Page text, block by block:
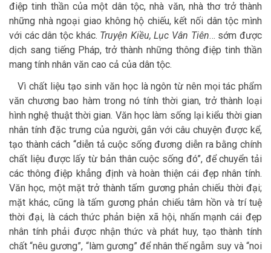
điệp tinh thần của một dân tộc, nhà văn, nhà thơ trở thành
những nhà ngoại giao không hộ chiếu, kết nối dân tộc mình
với các dân tộc khác. Truyện Kiều, Lục Vân Tiên… sớm được
dịch sang tiếng Pháp, trở thành những thông điệp tinh thần
mang tính nhân văn cao cả của dân tộc.
Vì chất liệu tạo sinh văn học là ngôn từ nên mọi tác phẩm
văn chương bao hàm trong nó tính thời gian, trở thành loại
hình nghệ thuật thời gian. Văn học làm sống lại kiểu thời gian
nhân tính đặc trưng của người, gắn với câu chuyện được kể,
tạo thành cách “diễn tả cuộc sống đương diễn ra bằng chính
chất liệu được lấy từ bản thân cuộc sống đó”, để chuyển tải
các thông điệp khẳng định và hoàn thiện cái đẹp nhân tính.
Văn học, một mặt trở thành tấm gương phản chiếu thời đại;
mặt khác, cũng là tấm gương phản chiếu tâm hồn và trí tuệ
thời đại, là cách thức phản biện xã hội, nhấn mạnh cái đẹp
nhân tính phải được nhận thức và phát huy, tạo thành tính
chất “nêu gương”, “làm gương” để nhân thế ngẫm suy và “noi